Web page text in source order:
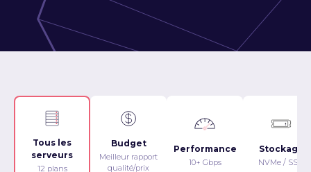
Tous les
serveurs
12 plans
Budget
Meilleur rapport
qualité/prix
Performance
10+ Gbps
Stockage
NVMe / SSD